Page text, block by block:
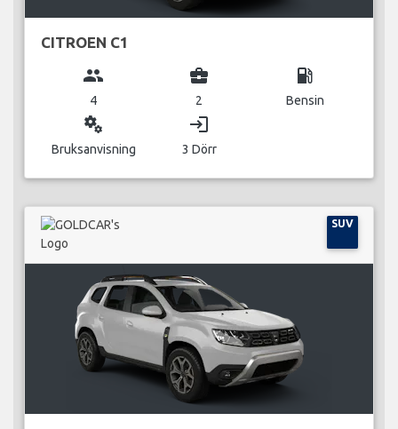
CITROEN C1
group
4
business_center
2
local_gas_station
Bensin
miscellaneous_services
Bruksanvisning
login
3 Dörr
SUV